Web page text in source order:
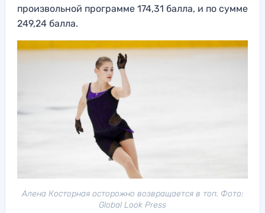
произвольной программе 174,31 балла, и по сумме
249,24 балла.
Алена Косторная осторожно возвращается в топ. Фото:
Global Look Press